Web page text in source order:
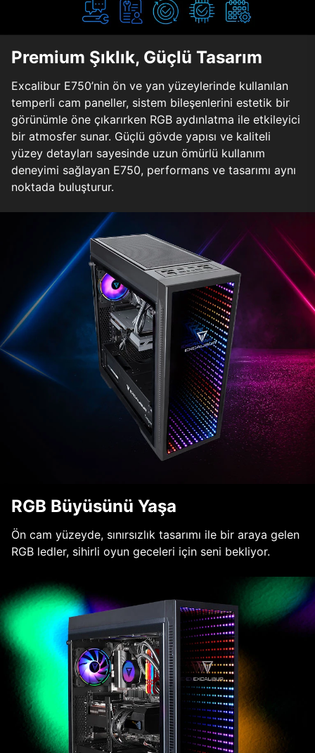
Premium Şıklık, Güçlü Tasarım
Excalibur E750’nin ön ve yan yüzeylerinde kullanılan
temperli cam paneller, sistem bileşenlerini estetik bir
görünümle öne çıkarırken RGB aydınlatma ile etkileyici
bir atmosfer sunar. Güçlü gövde yapısı ve kaliteli
yüzey detayları sayesinde uzun ömürlü kullanım
deneyimi sağlayan E750, performans ve tasarımı aynı
noktada buluşturur.
RGB Büyüsünü Yaşa
Ön cam yüzeyde, sınırsızlık tasarımı ile bir araya gelen
RGB ledler, sihirli oyun geceleri için seni bekliyor.